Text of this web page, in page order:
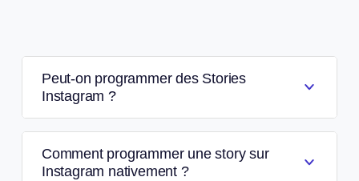
Peut-on programmer des Stories
Instagram ?
Comment programmer une story sur
Instagram nativement ?